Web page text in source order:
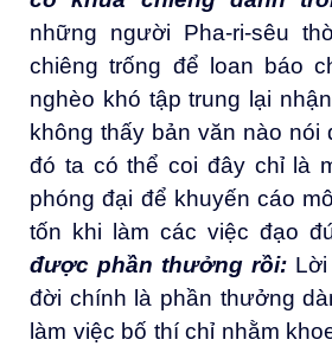
những người Pha-ri-sêu
chiêng trống để loan báo
nghèo khó tập trung lại
không thấy bản văn nào nói
đó ta có thể coi đây chỉ là
phóng đại để khuyến cáo
tốn khi làm các việc đạo
được phần thưởng rồi:
đời chính là phần thưởng
làm việc bố thí chỉ nhằm